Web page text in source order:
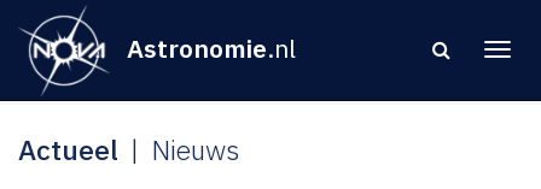
Astronomie.nl
Actueel Nieuws